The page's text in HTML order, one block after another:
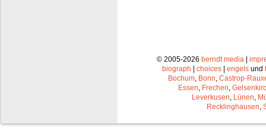
© 2005-2026 berndt media |
biograph | choices | engels und
Bochum Bonn Castrop-
Essen Frechen
Leverkusen Lünen
Recklinghausen